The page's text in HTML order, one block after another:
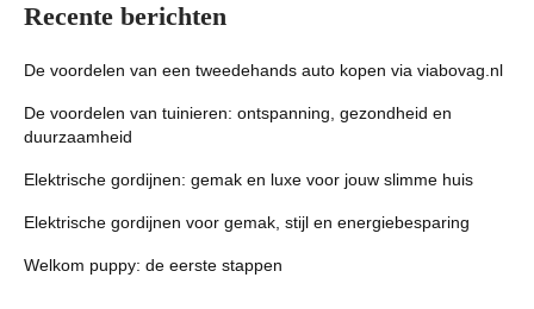
Recente berichten
De voordelen van een tweedehands auto kopen via viabovag.nl
De voordelen van tuinieren: ontspanning, gezondheid en
duurzaamheid
Elektrische gordijnen: gemak en luxe voor jouw slimme huis
Elektrische gordijnen voor gemak, stijl en energiebesparing
Welkom puppy: de eerste stappen